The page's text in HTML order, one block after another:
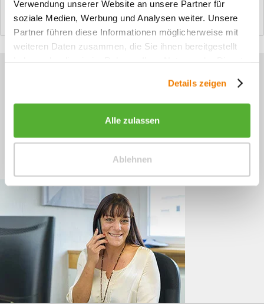
Verwendung unserer Website an unsere Partner für
soziale Medien, Werbung und Analysen weiter. Unsere
Partner führen diese Informationen möglicherweise mit
weiteren Daten zusammen, die Sie ihnen bereitgestellt
Details zeigen
Alle zulassen
Ablehnen
Bewertungen
0
Bewertungen lesen, schreiben und diskutieren...mehr
Sie haben Fragen zu unseren
+49 (0)4244 965 34 04
Mo - Do, 09:00 - 16:00 Uhr
und Fr, 09:00 - 13:00 Uhr